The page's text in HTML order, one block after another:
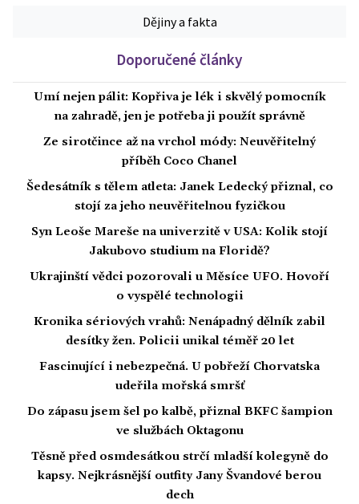
Dějiny a fakta
Doporučené články
Umí nejen pálit: Kopřiva je lék i skvělý pomocník
na zahradě, jen je potřeba ji použít správně
Ze sirotčince až na vrchol módy: Neuvěřitelný
příběh Coco Chanel
Šedesátník s tělem atleta: Janek Ledecký přiznal, co
stojí za jeho neuvěřitelnou fyzičkou
Syn Leoše Mareše na univerzitě v USA: Kolik stojí
Jakubovo studium na Floridě?
Ukrajinští vědci pozorovali u Měsíce UFO. Hovoří
o vyspělé technologii
Kronika sériových vrahů: Nenápadný dělník zabil
desítky žen. Policii unikal téměř 20 let
Fascinující i nebezpečná. U pobřeží Chorvatska
udeřila mořská smršť
Do zápasu jsem šel po kalbě, přiznal BKFC šampion
ve službách Oktagonu
Těsně před osmdesátkou strčí mladší kolegyně do
kapsy. Nejkrásnější outfity Jany Švandové berou
dech